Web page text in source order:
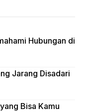
Hubungan di
Jarang Disadari
Bisa Kamu